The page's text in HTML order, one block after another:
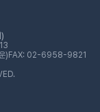
) FAX: 02-6958-9821